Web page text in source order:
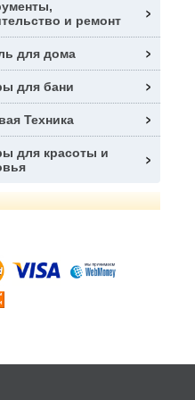
и ремонт
для дома
для бани
Техника
для красоты и